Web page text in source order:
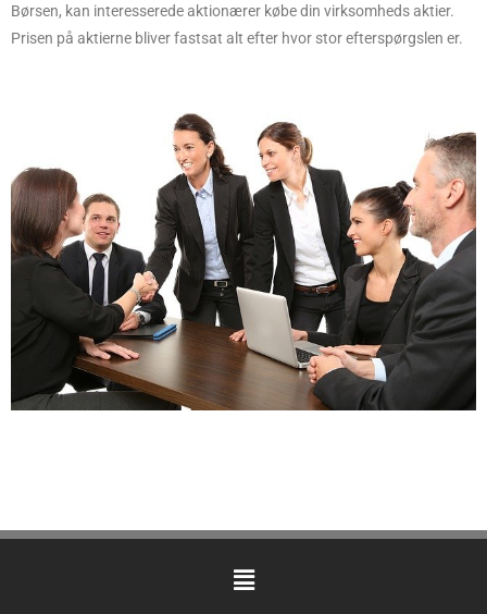
Børsen, kan interesserede aktionærer købe din virksomheds aktier.
Prisen på aktierne bliver fastsat alt efter hvor stor efterspørgslen er.